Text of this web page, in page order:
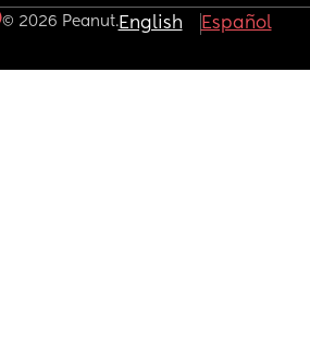
© 2026 Peanut.English Español